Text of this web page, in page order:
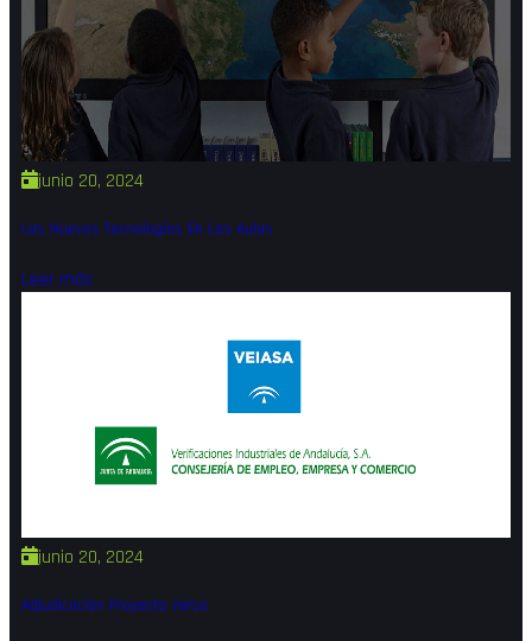
junio 20, 2024
Las Nuevas Tecnologías En Las Aulas
Leer más
junio 20, 2024
Adjudicación Proyecto Veisa